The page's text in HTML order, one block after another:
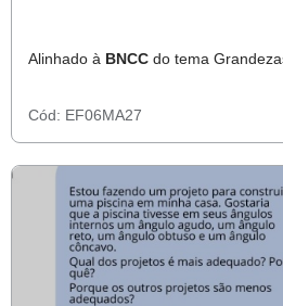
Alinhado à BNCC do tema
Cód: EF06MA27